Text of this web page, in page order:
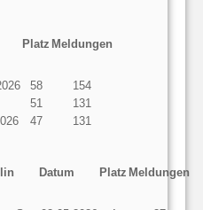
Platz Meldungen
58
154
51
131
47 131
Datum Platz Meldungen